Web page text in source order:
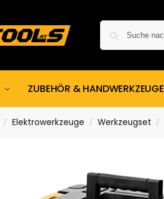
ZUBEHÖR & HANDWERKZEUGE
/ Elektrowerkzeuge / Werkzeugset /